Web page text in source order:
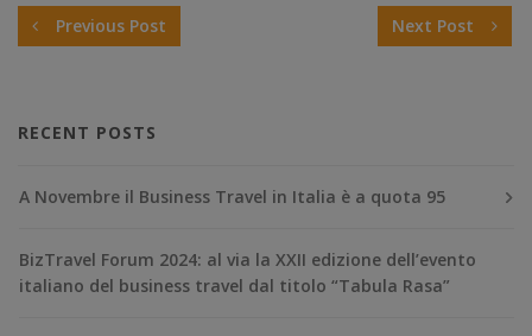
Previous Post Next Post
RECENT POSTS
A Novembre il Business Travel in Italia è a quota 95
BizTravel Forum 2024: al via la XXII edizione dell’evento
italiano del business travel dal titolo “Tabula Rasa”